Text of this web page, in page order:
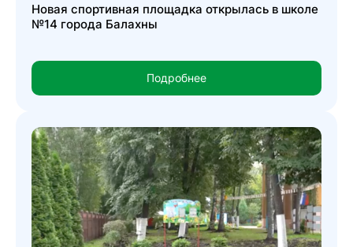
Новая спортивная площадка открылась в школе
№14 города Балахны
Подробнее